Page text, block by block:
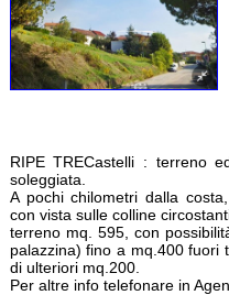
RIPE TRECastelli : terreno
soleggiata.
A pochi chilometri dalla
con vista sulle colline
terreno mq. 595, con
palazzina) fino a mq.400 fuori
di ulteriori mq.200.
Per altre info telefonare in